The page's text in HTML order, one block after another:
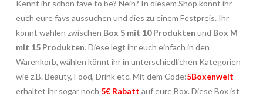
Kennt ihr schon fave to be? Nein? In diesem Shop könnt ihr
euch eure favs aussuchen und dies zu einem Festpreis. Ihr
könnt wählen zwischen Box S mit 10 Produkten und Box M
mit 15 Produkten. Diese legt ihr euch einfach in den
Warenkorb, wählen könnt ihr in unterschiedlichen Kategorien
wie z.B. Beauty, Food, Drink etc. Mit dem Code:5Boxenwelt
erhaltet ihr sogar noch 5€ Rabatt auf eure Box. Diese Box ist